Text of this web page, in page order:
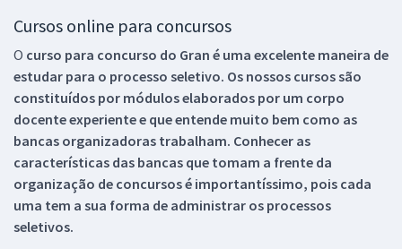
Cursos online para concursos
O curso para concurso do Gran é uma excelente maneira de
estudar para o processo seletivo. Os nossos cursos são
constituídos por módulos elaborados por um corpo
docente experiente e que entende muito bem como as
bancas organizadoras trabalham. Conhecer as
características das bancas que tomam a frente da
organização de concursos é importantíssimo, pois cada
uma tem a sua forma de administrar os processos
seletivos.